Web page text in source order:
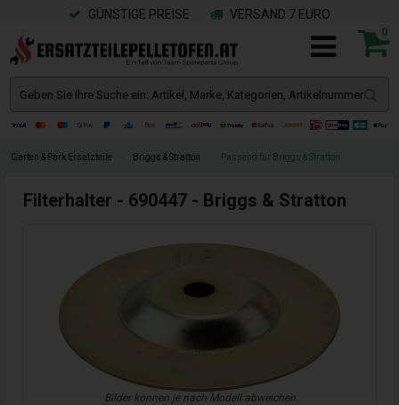
GÜNSTIGE PREISE VERSAND 7 EURO
0
Garten & Park Ersatzteile Briggs & Stratton Passend für Briggs & Stratton
Filterhalter - 690447 - Briggs & Stratton
Bilder können je nach Modell abweichen